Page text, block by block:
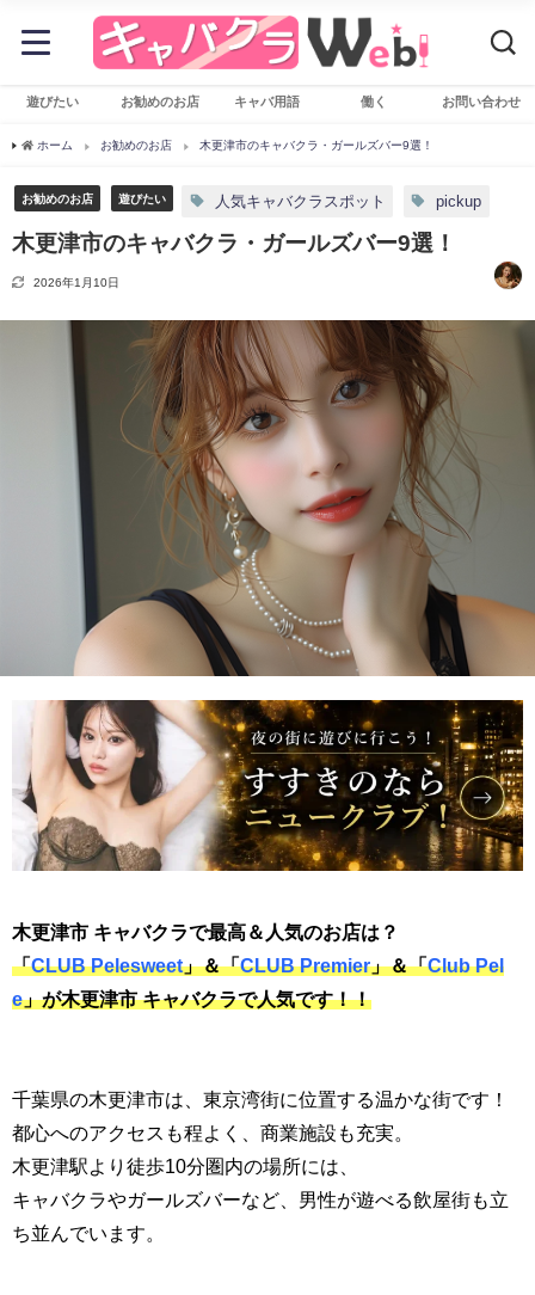
遊びたい お勧めのお店 キャバ用語 働く お問い合わせ
ホーム お勧めのお店 木更津市のキャバクラ・ガールズバー9選！
お勧めのお店 遊びたい 人気キャバクラスポット pickup
木更津市のキャバクラ・ガールズバー9選！
2026年1月10日
木更津市 キャバクラで最高＆人気のお店は？
「CLUB Pelesweet」＆「CLUB Premier」＆「Club Pel
e」が木更津市キャバクラで人気です！！
千葉県の木更津市は、東京湾街に位置する温かな街です！
都心へのアクセスも程よく、商業施設も充実。
木更津駅より徒歩10分圏内の場所には、
キャバクラやガールズバーなど、男性が遊べる飲屋街も立
ち並んでいます。